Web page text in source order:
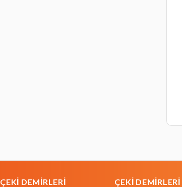
ÇEKİ DEMİRLERİ ÇEKİ DEMİRLERİ